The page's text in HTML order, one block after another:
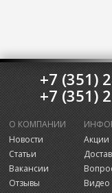
+7 (351)
+7 (351)
О КОМПАНИИ
Новости
Статьи
Вакансии
Отзывы
Акции
Видео